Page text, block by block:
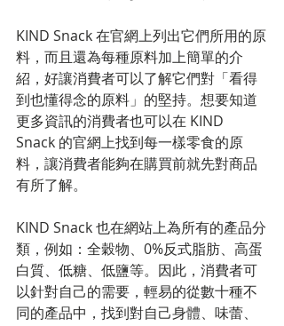
KIND Snack 在官網上列出它們所用的原
料，而且還為每種原料加上簡單的介
紹，好讓消費者可以了解它們對「看得
到也懂得念的原料」的堅持。想要知道
更多資訊的消費者也可以在 KIND
Snack 的官網上找到每一樣零食的原
料，讓消費者能夠在購買前就先對商品
有所了解。
KIND Snack 也在網站上為所有的產品分
類，例如：全穀物、0%反式脂肪、高蛋
白質、低糖、低鹽等。因此，消費者可
以針對自己的需要，輕易的從數十種不
同的產品中，找到對自己身體、味蕾、